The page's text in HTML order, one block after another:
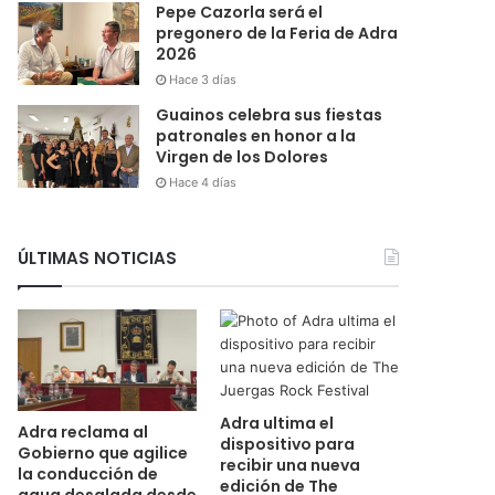
Pepe Cazorla será el
pregonero de la Feria de Adra
2026
Hace 3 días
Guainos celebra sus fiestas
patronales en honor a la
Virgen de los Dolores
Hace 4 días
ÚLTIMAS NOTICIAS
Adra reclama al
Gobierno que agilice
la conducción de
Adra ultima el
dispositivo para
recibir una nueva
edición de The